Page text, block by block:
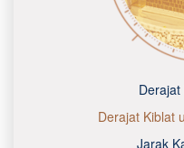
Derajat
Derajat Kiblat
Jarak